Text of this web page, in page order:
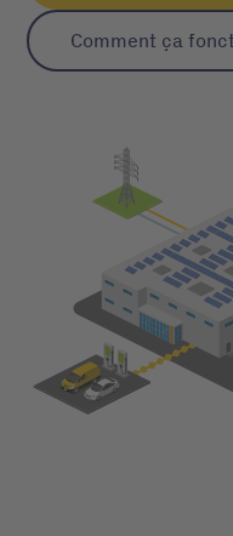
Comment ça